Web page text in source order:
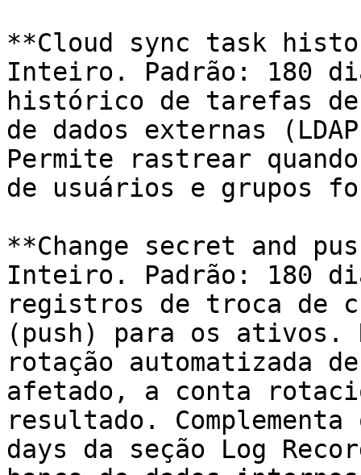
**Cloud sync task
Inteiro. Padrão: 180
histórico de tarefas de
de dados externas
Permite rastrear
de usuários e grupos
**Change secret and
Inteiro. Padrão: 180
registros de troca de
(push) para os ativos.
rotação automatizada
afetado, a conta
resultado.
days da seção Log